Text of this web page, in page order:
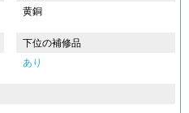
黄銅
下位の補修品
あり